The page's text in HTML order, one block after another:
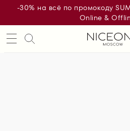
-30% на всё по промокоду
Online &